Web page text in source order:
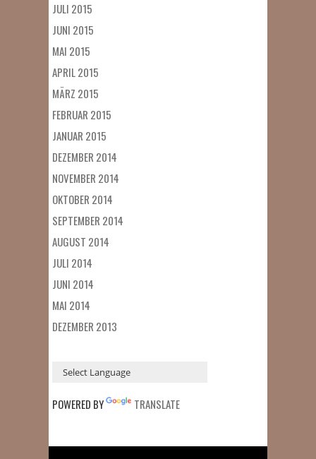
JULI 2015
JUNI 2015
MAI 2015
APRIL 2015
MÄRZ 2015
FEBRUAR 2015
JANUAR 2015
DEZEMBER 2014
NOVEMBER 2014
OKTOBER 2014
SEPTEMBER 2014
AUGUST 2014
JULI 2014
JUNI 2014
MAI 2014
DEZEMBER 2013
POWERED BY TRANSLATE